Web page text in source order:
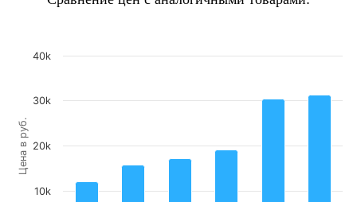
Цена в руб.
10k
20k
30k
40k